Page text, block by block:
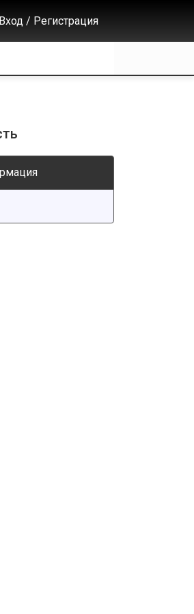
Вход / Регистрация